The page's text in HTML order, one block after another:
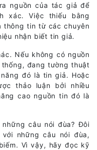
nguồn của tác giả để
xác. Việc thiếu bằng
thông tin từ các chuyên
nhận biết tin giả.
Nếu không có nguồn
đang tường thuật
đó là tin giả. Hoặc
thảo luận bởi nhiều
cao nguồn tin đó là
câu nói đùa? Đôi
những câu nói đùa,
Vì vậy, hãy đọc kỹ